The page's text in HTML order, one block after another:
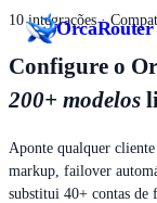
OrcaRouter
10 integrações ·
Configure o
200+ modelos
Aponte qualquer
markup, failover
substitui 40+ contas de